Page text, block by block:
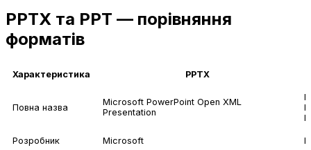
PPTX та PPT — порівняння
форматів
Характеристика PPTX
Повна назва
Microsoft PowerPoint Open XML
Presentation
Розробник Microsoft